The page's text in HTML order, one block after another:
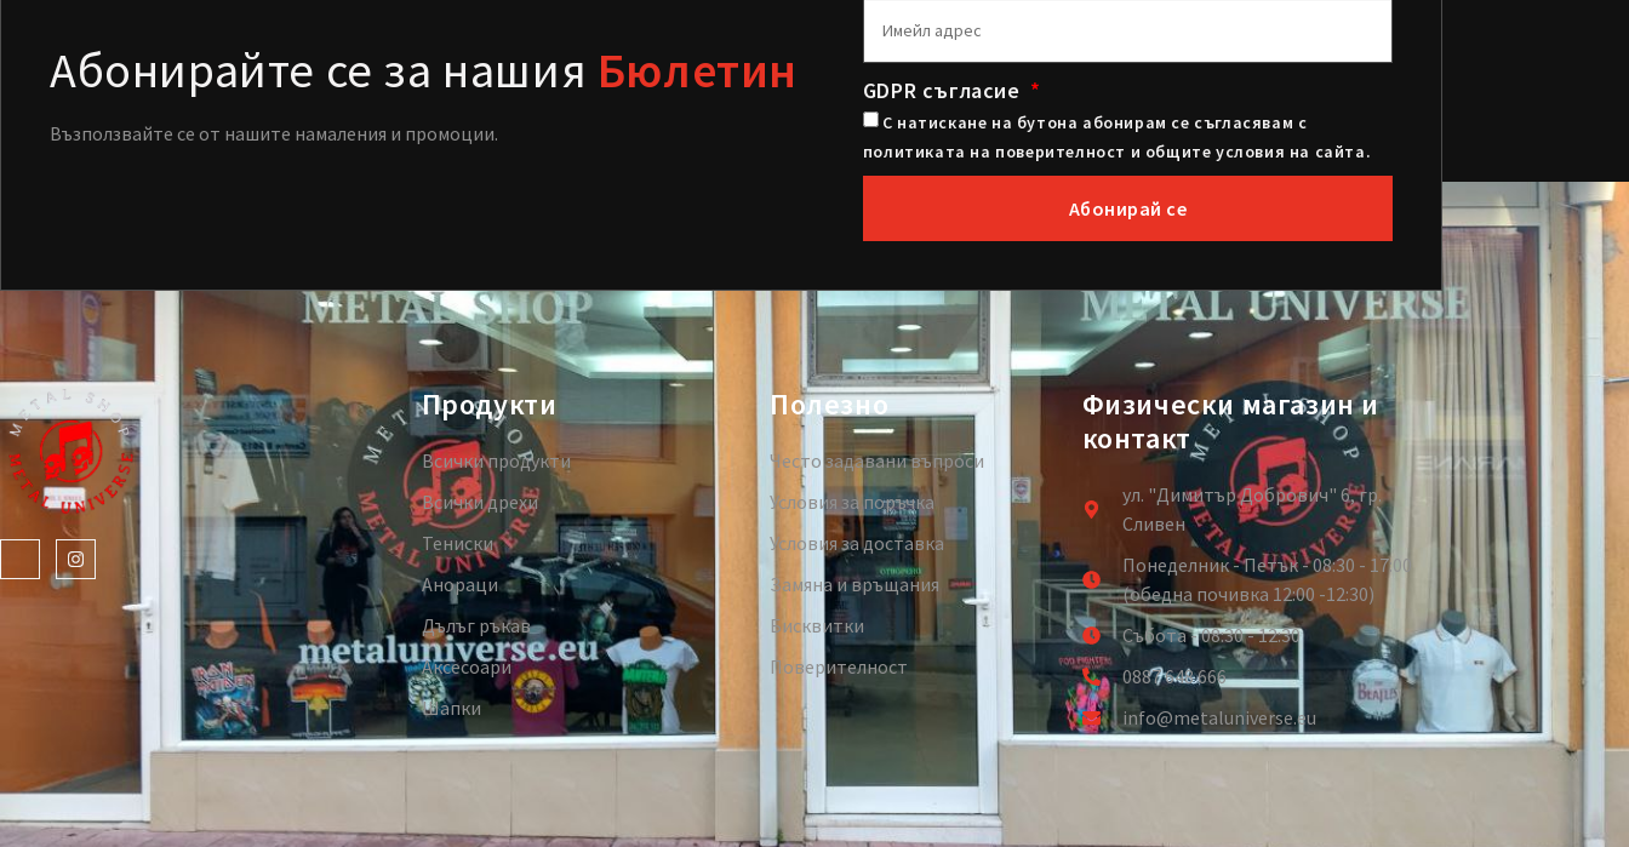
Абонирайте се за нашия Бюлетин
Възползвайте се от нашите намаления и промоции.
GDPR съгласие
С натискане на бутона абонирам се съгласявам с
политиката на поверителност и общите условия на сайта.
Абонирай се
Продукти
Всички продукти
Всички дрехи
Тениски
Анораци
Дълъг ръкав
Аксесоари
Шапки
Полезно
Често задавани въпроси
Условия за поръчка
Условия за доставка
Замяна и връщания
Бисквитки
Поверителност
Физически магазин и
контакт
ул. "Димитър Добрович" 6, гр.
Сливен
Понеделник - Петък - 08:30 - 17:00
(обедна почивка 12:00 -12:30)
Събота - 08:30 - 12:30
0887 648 666
info@metaluniverse.eu